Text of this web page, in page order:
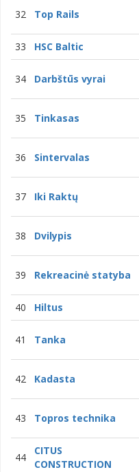
32 Top Rails
33
HSC Baltic
34 Darbštūs vyrai
35 Tinkasas
36 Sintervalas
37 Iki Raktų
38 Dvilypis
39 Rekreacinė statyba
40
Hiltus
41 Tanka
42 Kadasta
43 Topros technika
44
CITUS
CONSTRUCTION